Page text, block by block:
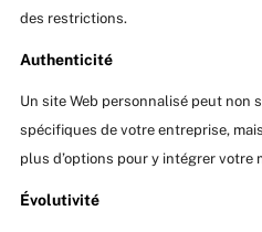
des restrictions.
Authenticité
Un site Web personnalisé peut non
spécifiques de votre entreprise,
plus d’options pour y intégrer votre
Évolutivité